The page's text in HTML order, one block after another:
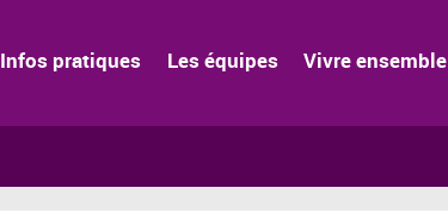
Infos pratiques Les équipes Vivre ensemble